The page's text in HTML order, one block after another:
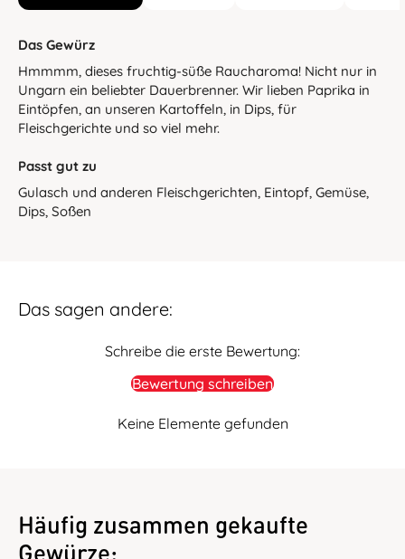
Das Gewürz
Hmmmm, dieses fruchtig-süße Raucharoma! Nicht nur in
Ungarn ein beliebter Dauerbrenner. Wir lieben Paprika in
Eintöpfen, an unseren Kartoffeln, in Dips, für
Fleischgerichte und so viel mehr.
Passt gut zu
Gulasch und anderen Fleischgerichten, Eintopf, Gemüse,
Dips, Soßen
Das sagen andere:
Schreibe die erste Bewertung:
Bewertung schreiben
Keine Elemente gefunden
Häufig zusammen gekaufte